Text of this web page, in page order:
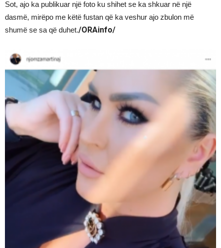
Sot, ajo ka publikuar një foto ku shihet se ka shkuar në një
dasmë, mirëpo me këtë fustan që ka veshur ajo zbulon më
shumë se sa që duhet./ORAinfo/